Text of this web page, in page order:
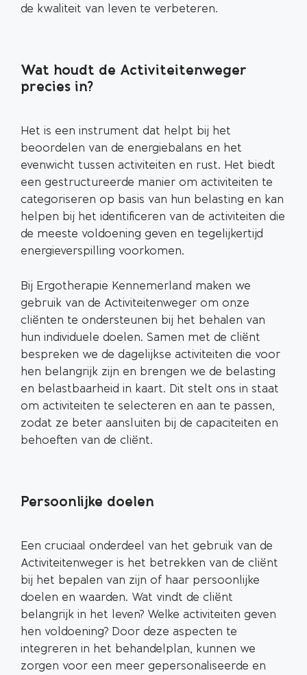
de kwaliteit van leven te verbeteren.
Wat houdt de Activiteitenweger
precies in?
Het is een instrument dat helpt bij het
beoordelen van de energiebalans en het
evenwicht tussen activiteiten en rust. Het biedt
een gestructureerde manier om activiteiten te
categoriseren op basis van hun belasting en kan
helpen bij het identificeren van de activiteiten die
de meeste voldoening geven en tegelijkertijd
energieverspilling voorkomen.
Bij Ergotherapie Kennemerland maken we
gebruik van de Activiteitenweger om onze
cliënten te ondersteunen bij het behalen van
hun individuele doelen. Samen met de cliënt
bespreken we de dagelijkse activiteiten die voor
hen belangrijk zijn en brengen we de belasting
en belastbaarheid in kaart. Dit stelt ons in staat
om activiteiten te selecteren en aan te passen,
zodat ze beter aansluiten bij de capaciteiten en
behoeften van de cliënt.
Persoonlijke doelen
Een cruciaal onderdeel van het gebruik van de
Activiteitenweger is het betrekken van de cliënt
bij het bepalen van zijn of haar persoonlijke
doelen en waarden. Wat vindt de cliënt
belangrijk in het leven? Welke activiteiten geven
hen voldoening? Door deze aspecten te
integreren in het behandelplan, kunnen we
zorgen voor een meer gepersonaliseerde en